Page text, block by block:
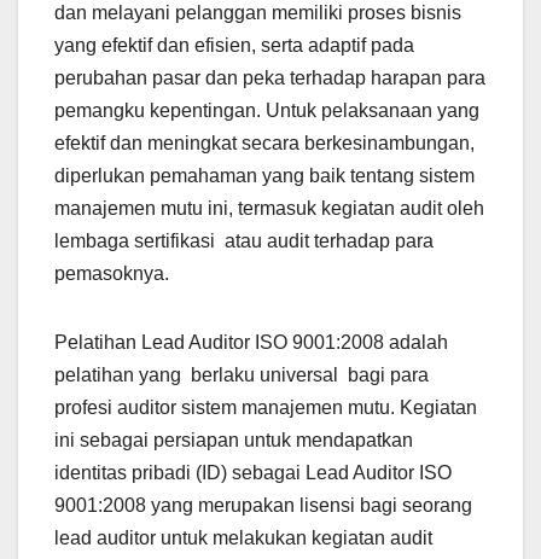
dan melayani pelanggan memiliki proses bisnis
yang efektif dan efisien, serta adaptif pada
perubahan pasar dan peka terhadap harapan para
pemangku kepentingan. Untuk pelaksanaan yang
efektif dan meningkat secara berkesinambungan,
diperlukan pemahaman yang baik tentang sistem
manajemen mutu ini, termasuk kegiatan audit oleh
lembaga sertifikasi atau audit terhadap para
pemasoknya.
Pelatihan Lead Auditor ISO 9001:2008 adalah
pelatihan yang berlaku universal bagi para
profesi auditor sistem manajemen mutu. Kegiatan
ini sebagai persiapan untuk mendapatkan
identitas pribadi (ID) sebagai Lead Auditor ISO
9001:2008 yang merupakan lisensi bagi seorang
lead auditor untuk melakukan kegiatan audit